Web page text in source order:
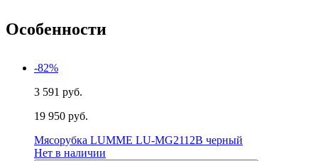
Особенности
-82%
3 591 руб.
19 950 руб.
Мясорубка LUMME LU-MG2112B черный
Нет в наличии